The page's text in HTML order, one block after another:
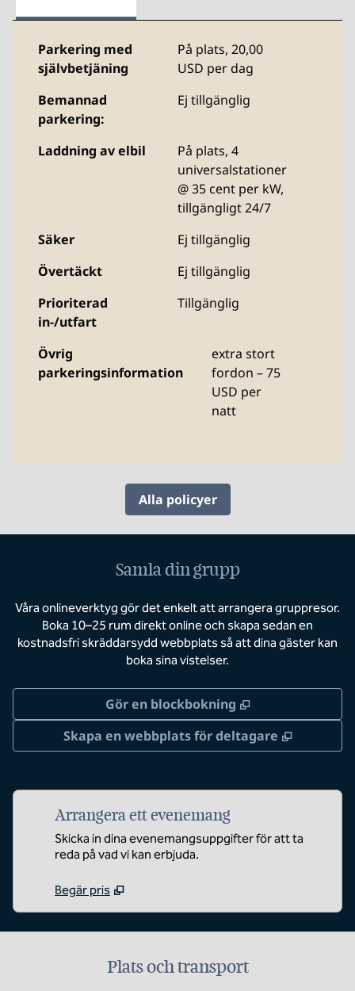
Parkering med
självbetjäning
På plats, 20,00
USD per dag
Bemannad
parkering:
Ej tillgänglig
Laddning av elbil På plats, 4
universalstationer
@ 35 cent per kW,
tillgängligt 24/7
Säker
Ej tillgänglig
Övertäckt
Ej tillgänglig
Prioriterad
in-/utfart
Tillgänglig
Övrig
parkeringsinformation
extra stort
fordon – 75
USD per
natt
Alla policyer
Samla din grupp
Våra onlineverktyg gör det enkelt att arrangera gruppresor.
Boka 10–25 rum direkt online och skapa sedan en
kostnadsfri skräddarsydd webbplats så att dina gäster kan
boka sina vistelser.
Gör en blockbokning ,
Skapa en webbplats för deltagare
,
Arrangera ett evenemang
Skicka in dina evenemangsuppgifter för att ta
reda på vad vi kan erbjuda.
Begär pris
Plats och transport